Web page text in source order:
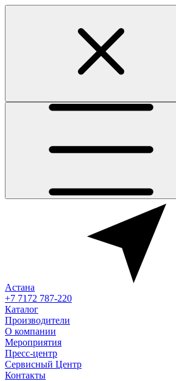
Астана
+7 7172 787-220
Каталог
Производители
О компании
Мероприятия
Пресс-центр
Сервисный Центр
Контакты